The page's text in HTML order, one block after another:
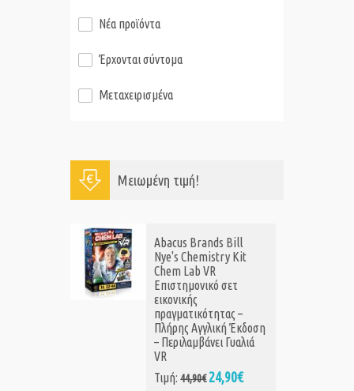
Νέα προϊόντα
Έρχονται σύντομα
Μεταχειρισμένα
Μειωμένη τιμή!
Abacus Brands Bill
Nye's Chemistry Kit
Chem Lab VR
Επιστημονικό σετ
εικονικής
πραγματικότητας –
Πλήρης Αγγλική Έκδοση
– Περιλαμβάνει Γυαλιά
VR
Τιμή:44,90€24,90€